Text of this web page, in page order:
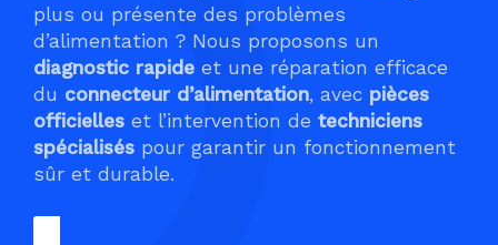
plus ou présente des problèmes
d’alimentation ? Nous proposons un
diagnostic rapide et une réparation efficace
du connecteur d’alimentation, avec pièces
officielles et l’intervention de techniciens
spécialisés pour garantir un fonctionnement
sûr et durable.